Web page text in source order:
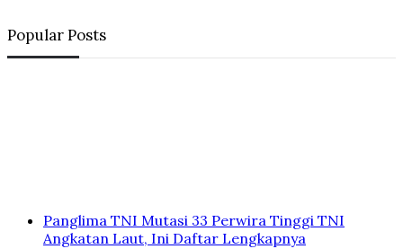
Popular Posts
Panglima TNI Mutasi 33 Perwira Tinggi TNI
Angkatan Laut, Ini Daftar Lengkapnya